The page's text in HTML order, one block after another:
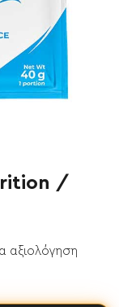
Έχει εξαντληθεί
/
αξιολόγηση